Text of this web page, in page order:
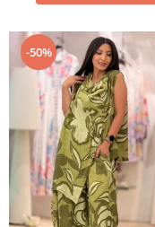
-50%